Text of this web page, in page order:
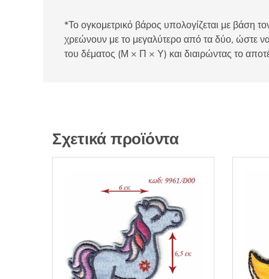
*Το ογκομετρικό βάρος υπολογίζεται με βάση
χρεώνουν με το μεγαλύτερο από τα δύο, ώστε να
του δέματος (Μ × Π × Υ) και διαιρώντας το
Σχετικά προϊόντα